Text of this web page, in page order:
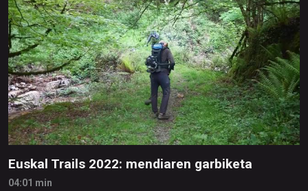
Euskal Trails 2022: mendiaren garbiketa
04:01 min